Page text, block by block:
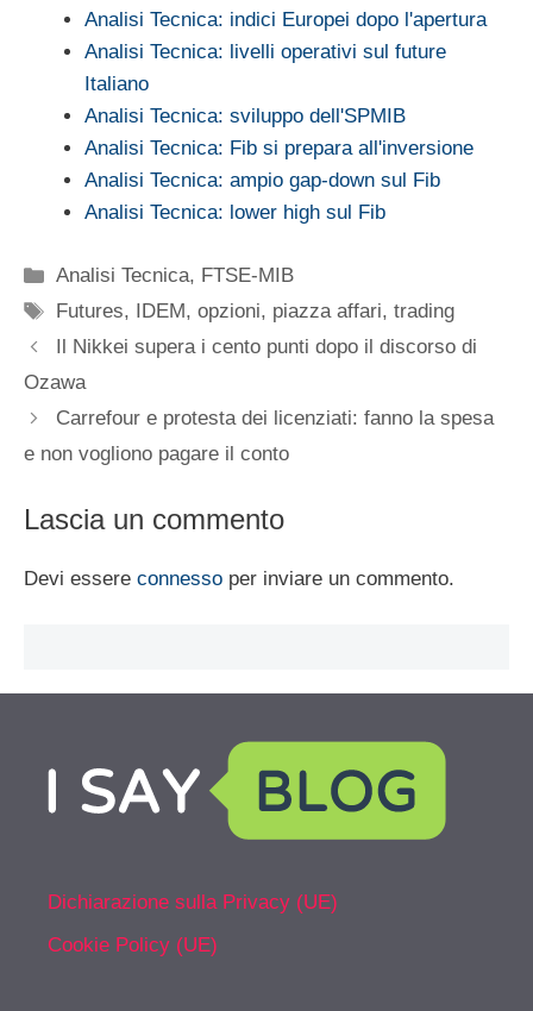
Analisi Tecnica: indici Europei dopo l'apertura
Analisi Tecnica: livelli operativi sul future
Italiano
Analisi Tecnica: sviluppo dell'SPMIB
Analisi Tecnica: Fib si prepara all'inversione
Analisi Tecnica: ampio gap-down sul Fib
Analisi Tecnica: lower high sul Fib
Categorie
Analisi Tecnica, FTSE-MIB
Tag
Futures, IDEM,opzioni, piazza affari,trading
Il Nikkei supera i cento punti dopo il discorso di
Ozawa
Carrefour e protesta dei licenziati: fanno la spesa
e non vogliono pagare il conto
Lascia un commento
Devi essere connesso per inviare un commento.
Dichiarazione sulla Privacy (UE)
Cookie Policy (UE)